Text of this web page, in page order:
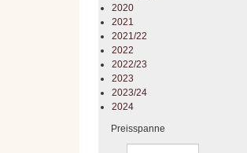
2020
2021
2021/22
2022
2022/23
2023
2023/24
2024
Preisspanne